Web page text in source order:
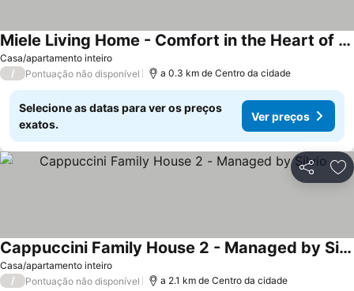
Casa/apartamento inteiro
Miele Living Home - Comfort in the Heart of Vercelli
/ Pontuação não disponível a 0.3 km de Centro da cidade
Selecione as datas para ver os preços
exatos.
Ver preços
Partilhar
Casa/apartamento inteiro
Cappuccini Family House 2 - Managed by Silvio
/ Pontuação não disponível a 2.1 km de Centro da cidade